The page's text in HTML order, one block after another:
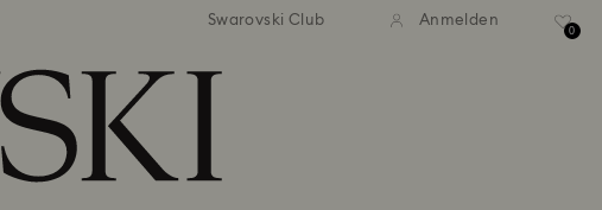
Kostenloser Standardversand ab 99 EUR Kostenloser Standardversand
Swarovski Club Anmelden
0